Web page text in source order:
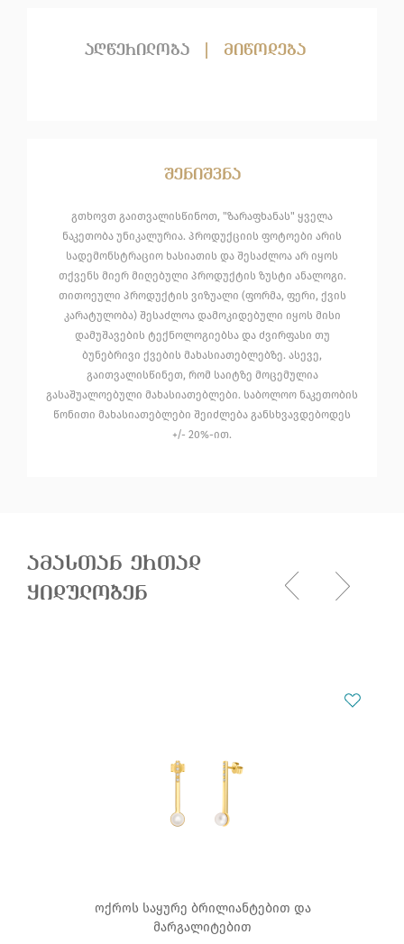
აღწერილობა მიწოდება
შენიშვნა
გთხოვთ გაითვალისწინოთ, "ზარაფხანას" ყველა
ნაკეთობა უნიკალურია. პროდუქციის ფოტოები არის
სადემონსტრაციო ხასიათის და შესაძლოა არ იყოს
თქვენს მიერ მიღებული პროდუქტის ზუსტი ანალოგი.
თითოეული პროდუქტის ვიზუალი (ფორმა, ფერი, ქვის
კარატულობა) შესაძლოა დამოკიდებული იყოს მისი
დამუშავების ტექნოლოგიებსა და ძვირფასი თუ
ბუნებრივი ქვების მახასიათებლებზე. ასევე,
გაითვალისწინეთ, რომ საიტზე მოცემულია
გასაშუალოებული მახასიათებლები. საბოლოო ნაკეთობის
წონითი მახასიათებლები შეიძლება განსხვავდებოდეს
+/- 20%-ით.
ამასთან ერთად
ყიდულობენ
ოქროს საყურე ბრილიანტებით და
მარგალიტებით